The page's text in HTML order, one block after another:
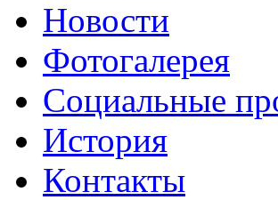
Новости
Фотогалерея
Социальные
История
Контакты